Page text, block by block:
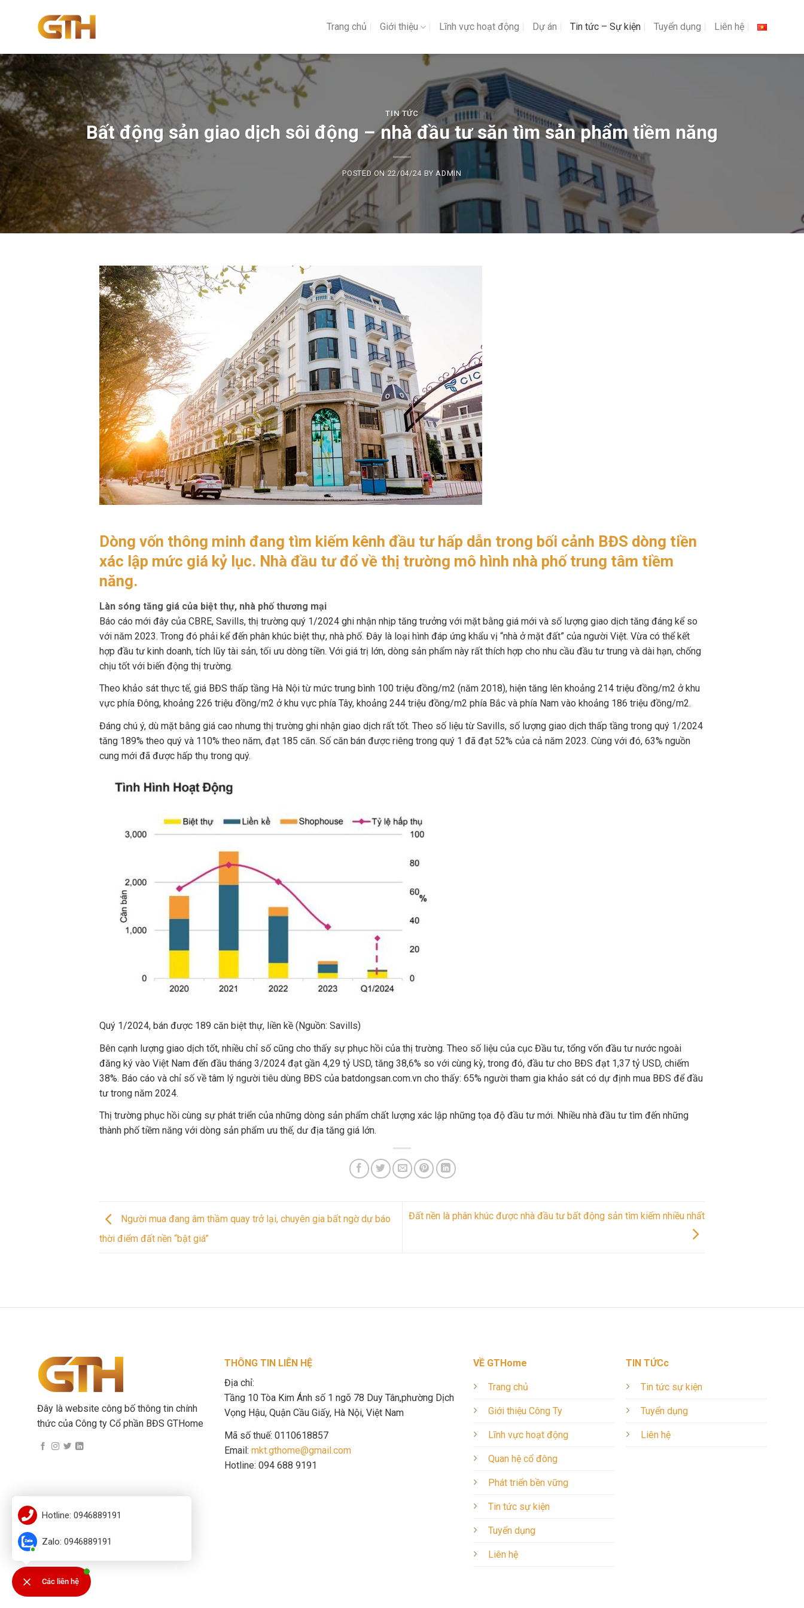
Trang chủ Giới thiệu Lĩnh vực hoạt động Dự án Tin tức – Sự kiện Tuyển dụng Liên hệ
TIN TỨC
Bất động sản giao dịch sôi động – nhà đầu tư săn tìm sản phẩm tiềm năng
POSTED ON 22/04/24BYADMIN
Dòng vốn thông minh đang tìm kiếm kênh đầu tư hấp dẫn trong bối cảnh BĐS dòng tiền
xác lập mức giá kỷ lục. Nhà đầu tư đổ về thị trường mô hình nhà phố trung tâm tiềm
năng.
Làn sóng tăng giá của biệt thự, nhà phố thương mại
Báo cáo mới đây của CBRE, Savills, thị trường quý 1/2024 ghi nhận nhịp tăng trưởng với mặt bằng giá mới và số lượng giao dịch tăng đáng kể so
với năm 2023. Trong đó phải kể đến phân khúc biệt thự, nhà phố. Đây là loại hình đáp ứng khẩu vị “nhà ở mặt đất” của người Việt. Vừa có thể kết
hợp đầu tư kinh doanh, tích lũy tài sản, tối ưu dòng tiền. Với giá trị lớn, dòng sản phẩm này rất thích hợp cho nhu cầu đầu tư trung và dài hạn, chống
chịu tốt với biến động thị trường.
Theo khảo sát thực tế, giá BĐS thấp tầng Hà Nội từ mức trung bình 100 triệu đồng/m2 (năm 2018), hiện tăng lên khoảng 214 triệu đồng/m2 ở khu
vực phía Đông, khoảng 226 triệu đồng/m2 ở khu vực phía Tây, khoảng 244 triệu đồng/m2 phía Bắc và phía Nam vào khoảng 186 triệu đồng/m2.
Đáng chú ý, dù mặt bằng giá cao nhưng thị trường ghi nhận giao dịch rất tốt. Theo số liệu từ Savills, số lượng giao dịch thấp tầng trong quý 1/2024
tăng 189% theo quý và 110% theo năm, đạt 185 căn. Số căn bán được riêng trong quý 1 đã đạt 52% của cả năm 2023. Cùng với đó, 63% nguồn
cung mới đã được hấp thụ trong quý.
Quý 1/2024, bán được 189 căn biệt thự, liền kề (Nguồn: Savills)
Bên cạnh lượng giao dịch tốt, nhiều chỉ số cũng cho thấy sự phục hồi của thị trường. Theo số liệu của cục Đầu tư, tổng vốn đầu tư nước ngoài
đăng ký vào Việt Nam đến đầu tháng 3/2024 đạt gần 4,29 tỷ USD, tăng 38,6% so với cùng kỳ, trong đó, đầu tư cho BĐS đạt 1,37 tỷ USD, chiếm
38%. Báo cáo và chỉ số về tâm lý người tiêu dùng BĐS của batdongsan.com.vn cho thấy: 65% người tham gia khảo sát có dự định mua BĐS để đầu
tư trong năm 2024.
Thị trường phục hồi cùng sự phát triển của những dòng sản phẩm chất lượng xác lập những tọa độ đầu tư mới. Nhiều nhà đầu tư tìm đến những
thành phố tiềm năng với dòng sản phẩm ưu thế, dư địa tăng giá lớn.
Người mua đang âm thầm quay trở lại, chuyên gia bất ngờ dự báo
thời điểm đất nền “bật giá”
Đất nền là phân khúc được nhà đầu tư bất động sản tìm kiếm nhiều nhất
Đây là website công bố thông tin chính
thức của Công ty Cổ phần BĐS GTHome
THÔNG TIN LIÊN HỆ
Địa chỉ:
Tầng 10 Tòa Kim Ánh số 1 ngõ 78 Duy Tân,phường Dịch
Vọng Hậu, Quận Cầu Giấy, Hà Nội, Việt Nam
Mã số thuế: 0110618857
Email: mkt.gthome@gmail.com
Hotline: 094 688 9191
VỀ GTHome
Trang chủ
Giới thiệu Công Ty
Lĩnh vực hoạt động
Quan hệ cổ đông
Phát triển bền vững
Tin tức sự kiện
Tuyển dụng
Liên hệ
TIN TỨCc
Tin tức sự kiện
Tuyển dụng
Liên hệ
Hotline: 0946889191
Zalo: 0946889191
Các liên hệ